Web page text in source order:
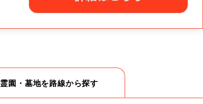
霊園・墓地を路線から探す